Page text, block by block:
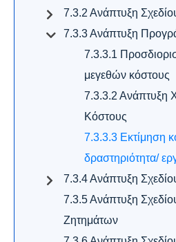
7.3.2 Ανάπτυξη
7.3.3 Ανάπτυξη
7.3.3.1
μεγεθών κόστους
7.3.3.2 Ανάπτυξη
Κόστους
7.3.3.3 Εκτίμηση
δραστηριότητα/
7.3.4 Ανάπτυξη
7.3.5 Ανάπτυξη
Ζητημάτων